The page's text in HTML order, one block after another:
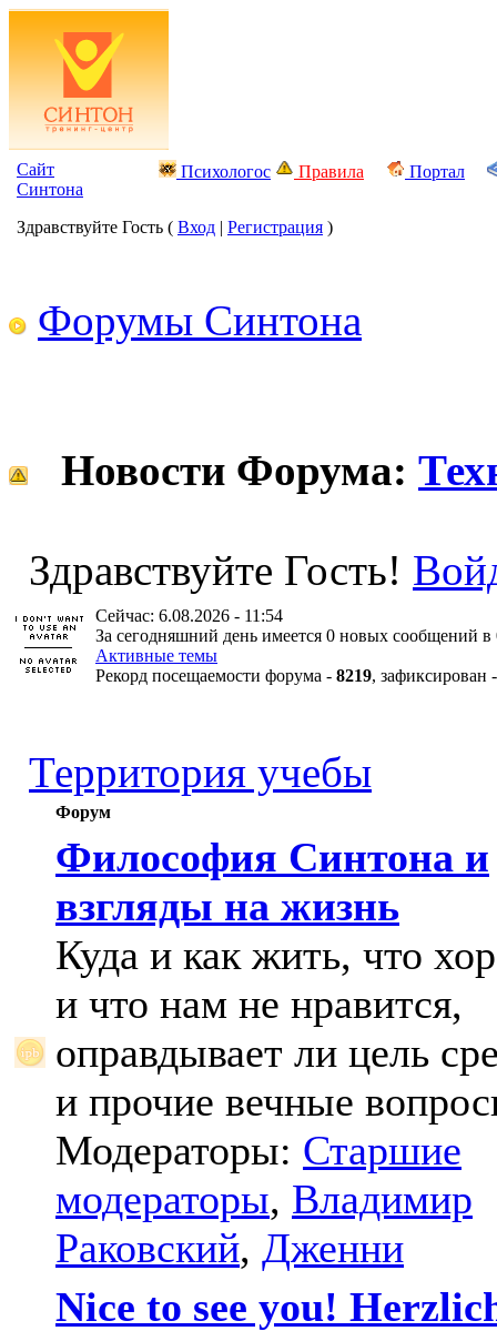
Сайт
Синтона
Психологос Правила Портал
Здравствуйте Гость ( Вход | Регистрация )
Форумы Синтона
Новости Форума:
Здравствуйте Гость!
Сейчас: 6.08.2026 - 11:54
За сегодняшний день имеется 0 новых сообщений в
Активные темы
Рекорд посещаемости форума - 8219, зафиксирован
Территория учебы
Форум
Философия Синтона и
взгляды на жизнь
Куда и как жить, что
и что нам не нравится,
оправдывает ли цель
и прочие вечные
Модераторы: Старшие
модераторы, Владимир
Раковский, Дженни
Nice to see you!